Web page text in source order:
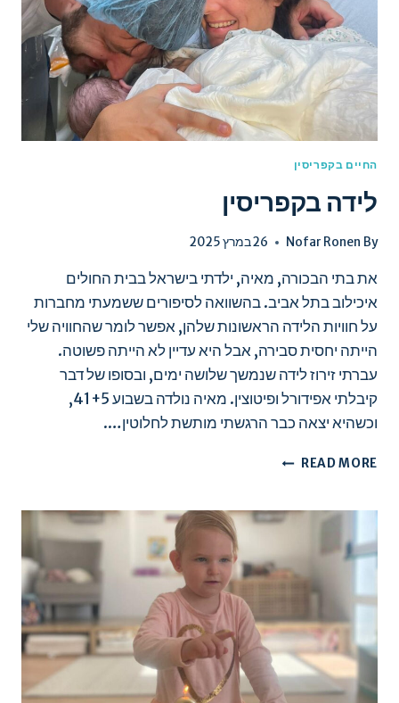
החיים בקפריסין
לידה בקפריסין
By
Nofar Ronen 26 במרץ 2025
את בתי הבכורה, מאיה, ילדתי בישראל בבית החולים
איכילוב בתל אביב. בהשוואה לסיפורים ששמעתי מחברות
על חוויות הלידה הראשונות שלהן, אפשר לומר שהחוויה שלי
הייתה יחסית סבירה, אבל היא עדיין לא הייתה פשוטה.
עברתי זירוז לידה שנמשך שלושה ימים, ובסופו של דבר
קיבלתי אפידורל ופיטוצין. מאיה נולדה בשבוע 41+5,
וכשהיא יצאה כבר הרגשתי מותשת לחלוטין….
READ MORE
לידה